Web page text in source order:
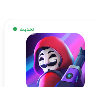
تحديث